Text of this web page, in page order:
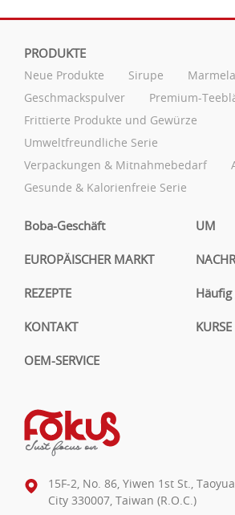
PRODUKTE
Neue Produkte Sirupe
Geschmackspulver
Premium-
Frittierte Produkte und Gewürze
Umweltfreundliche Serie
Verpackungen & Mitnahmebedarf
Gesunde & Kalorienfreie Serie
Boba-Geschäft UM
EUROPÄISCHER MARKT
REZEPTE Häufig
KONTAKT KURSE
OEM-SERVICE
15F-2, No. 86, Yiwen 1st St.,
City 330007, Taiwan (R.O.C.)